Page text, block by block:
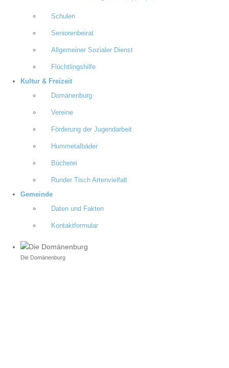
Schulen
Seniorenbeirat
Allgemeiner Sozialer Dienst
Flüchtlingshilfe
Kultur & Freizeit
Domänenburg
Vereine
Förderung der Jugendarbeit
Hummetalbäder
Bücherei
Runder Tisch Artenvielfalt
Gemeinde
Daten und Fakten
Kontaktformular
Die Domänenburg